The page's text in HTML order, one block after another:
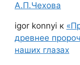
А.П.Чехова
igor konnyi к
древнее
наших глазах